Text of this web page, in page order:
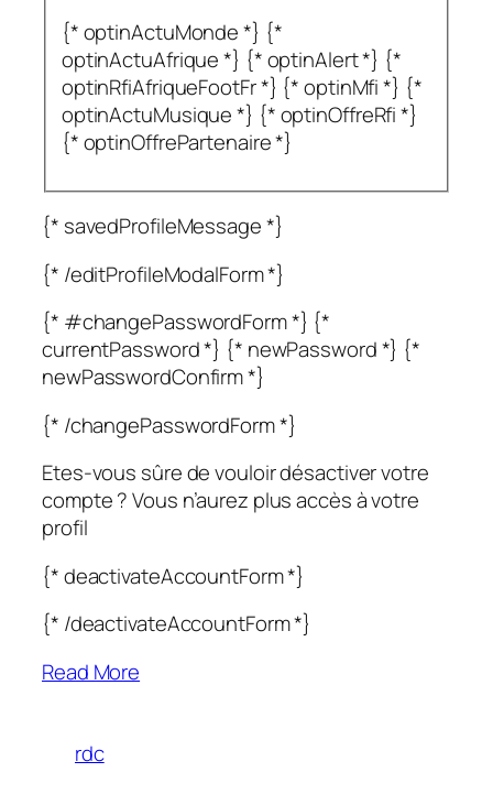
{* optinActuMonde *} {*
optinActuAfrique *} {* optinAlert *} {*
optinRfiAfriqueFootFr *} {* optinMfi *} {*
optinActuMusique *} {* optinOffreRfi *}
{* optinOffrePartenaire *}
{* savedProfileMessage *}
{* /editProfileModalForm *}
{* #changePasswordForm *} {*
currentPassword *} {* newPassword *} {*
newPasswordConfirm *}
{* /changePasswordForm *}
Etes-vous sûre de vouloir désactiver votre
compte ? Vous n’aurez plus accès à votre
profil
{* deactivateAccountForm *}
{* /deactivateAccountForm *}
Read More
rdc